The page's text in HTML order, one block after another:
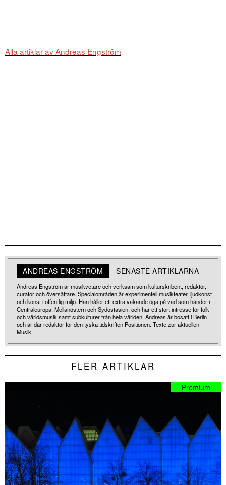
Alla artiklar av Andreas Engström
ANDREAS ENGSTRÖM SENASTE ARTIKLARNA
Andreas Engström är musikvetare och verksam som kulturskribent, redaktör,
curator och översättare. Specialområden är experimentell musikteater, ljudkonst
och konst i offentlig miljö. Han håller ett extra vakande öga på vad som händer i
Centraleuropa, Mellanöstern och Sydostasien, och har ett stort intresse för folk-
och världsmusik samt subkulturer från hela världen. Andreas är bosatt i Berlin
och är där redaktör för den tyska tidskriften Positionen. Texte zur aktuellen
Musik.
FLER ARTIKLAR